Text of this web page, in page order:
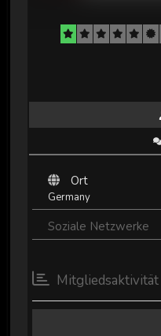
Ort
Germany
Soziale Netzwerke
Mitgliedsaktivität